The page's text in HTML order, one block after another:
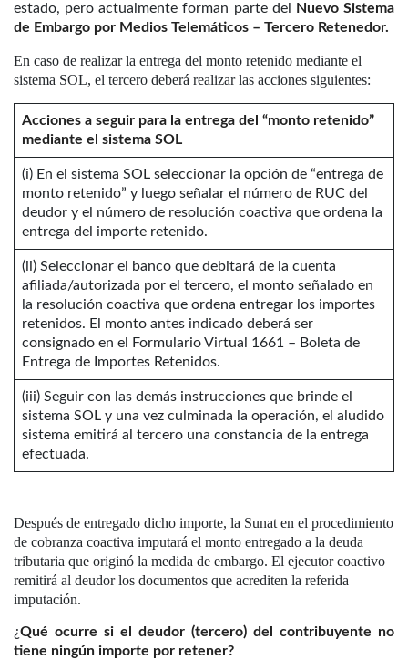
estado, pero actualmente forman parte del
Nuevo Sistema
de Embargo por Medios Telemáticos – Tercero Retenedor.
En caso de realizar la entrega del monto retenido mediante el
sistema SOL, el tercero deberá realizar las acciones siguientes:
Acciones a seguir para la entrega del “monto retenido”
mediante el sistema SOL
(i) En el sistema SOL seleccionar la opción de “entrega de
monto retenido” y luego señalar el número de RUC del
deudor y el número de resolución coactiva que ordena la
entrega del importe retenido.
(ii) Seleccionar el banco que debitará de la cuenta
afiliada/autorizada por el tercero, el monto señalado en
la resolución coactiva que ordena entregar los importes
retenidos. El monto antes indicado deberá ser
consignado en el Formulario Virtual 1661 – Boleta de
Entrega de Importes Retenidos.
(iii) Seguir con las demás instrucciones que brinde el
sistema SOL y una vez culminada la operación, el aludido
sistema emitirá al tercero una constancia de la entrega
efectuada.
Después de entregado dicho importe, la Sunat en el procedimiento
de cobranza coactiva imputará el monto entregado a la deuda
tributaria que originó la medida de embargo. El ejecutor coactivo
remitirá al deudor los documentos que acrediten la referida
imputación.
¿Qué ocurre si el deudor (tercero) del contribuyente no
tiene ningún importe por retener?